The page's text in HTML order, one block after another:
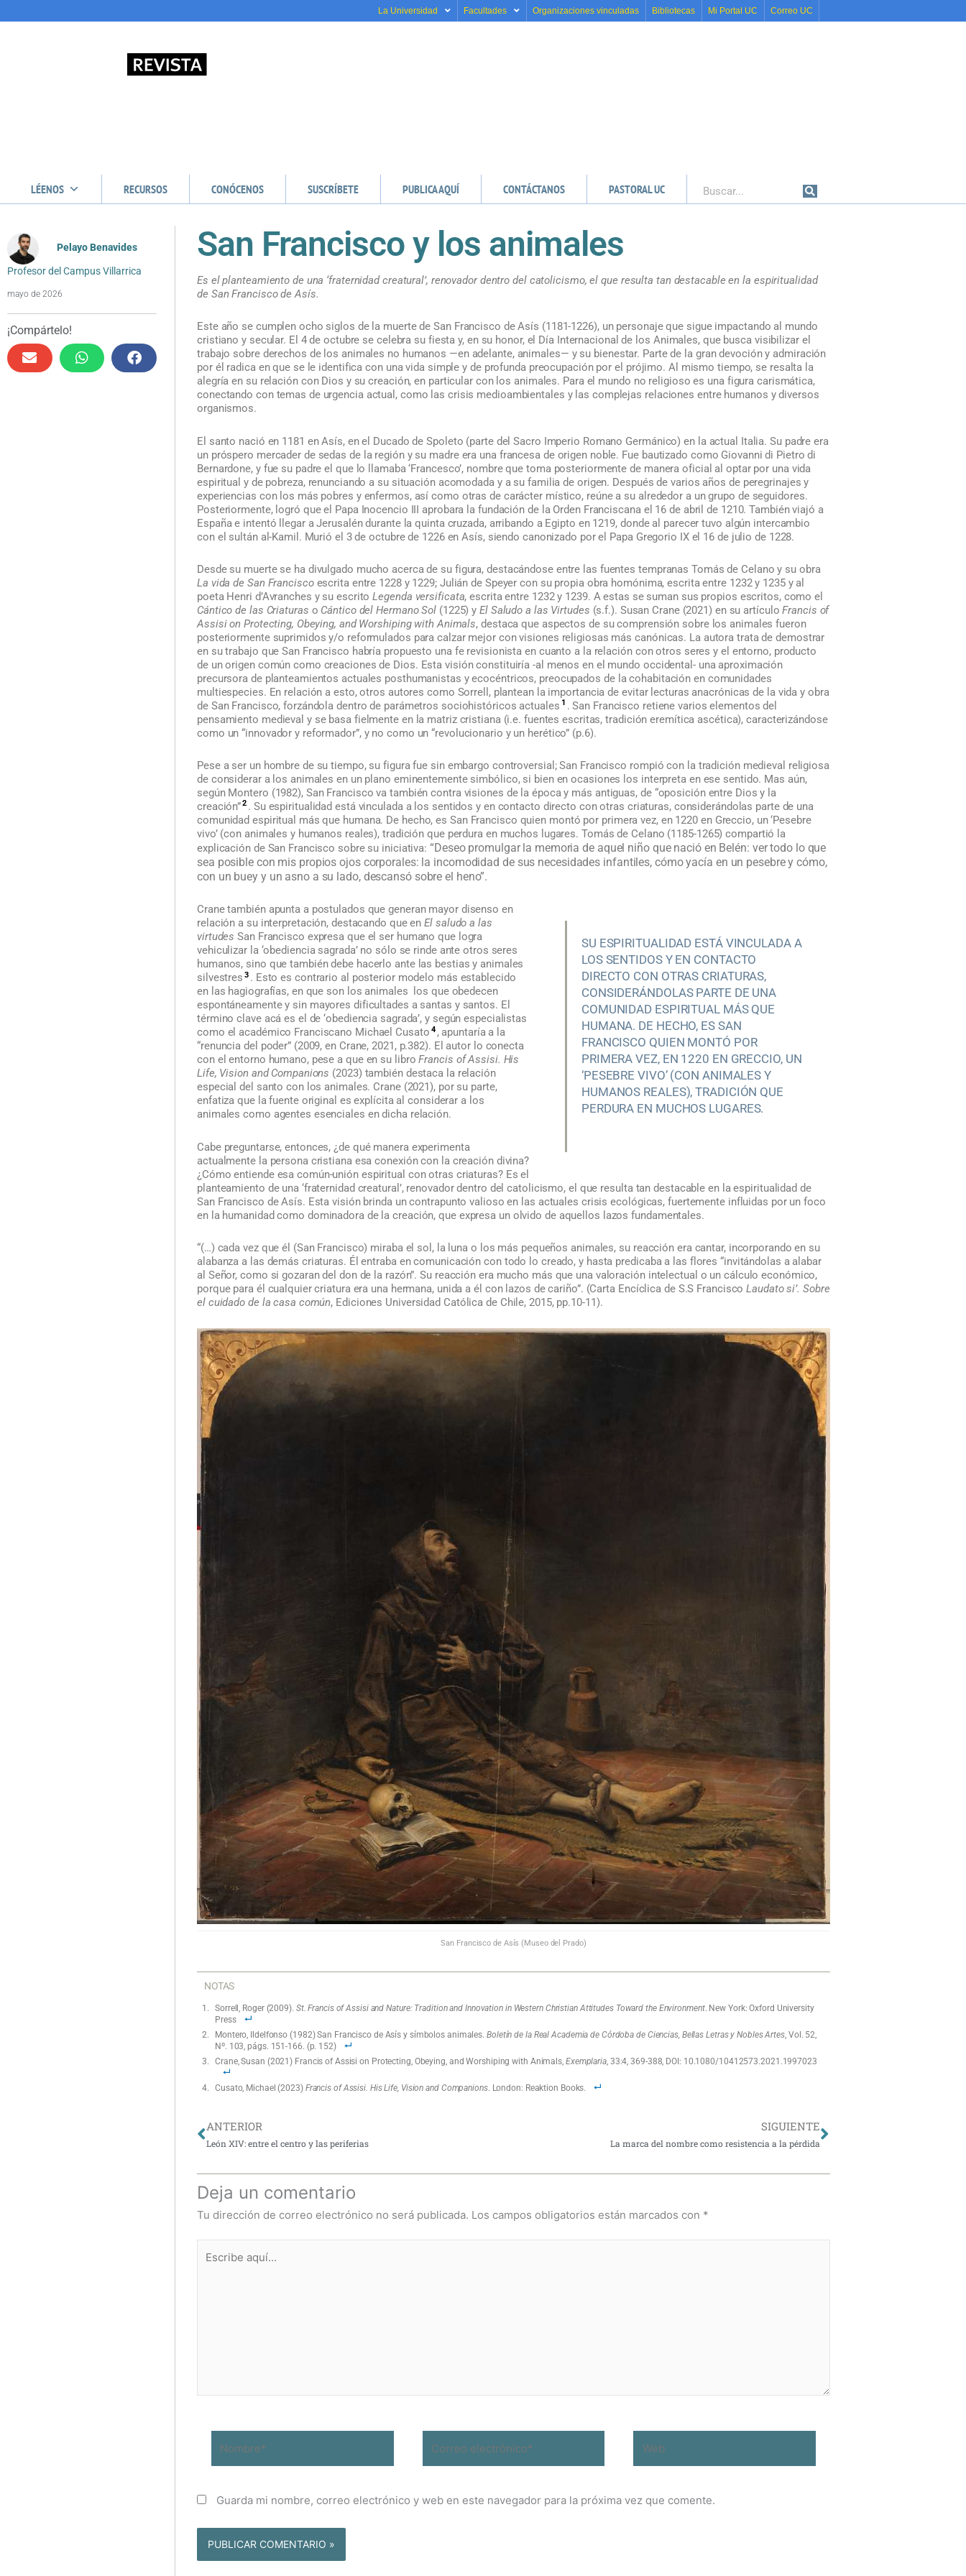
La Universidad Facultades Organizaciones vinculadas Bibliotecas Mi Portal UC Correo UC
LÉENOS RECURSOS CONÓCENOS SUSCRÍBETE PUBLICA AQUÍ CONTÁCTANOS PASTORAL UC Buscar
Pelayo Benavides
Profesor del Campus Villarrica
mayo de 2026
¡Compártelo!
San Francisco y los animales
Es el planteamiento de una ‘fraternidad creatural’, renovador dentro del catolicismo, el que resulta tan destacable en la espiritualidad
de San Francisco de Asís.
Este año se cumplen ocho siglos de la muerte de San Francisco de Asís (1181-1226), un personaje que sigue impactando al mundo
cristiano y secular. El 4 de octubre se celebra su fiesta y, en su honor, el Día Internacional de los Animales, que busca visibilizar el
trabajo sobre derechos de los animales no humanos —en adelante, animales— y su bienestar. Parte de la gran devoción y admiración
por él radica en que se le identifica con una vida simple y de profunda preocupación por el prójimo. Al mismo tiempo, se resalta la
alegría en su relación con Dios y su creación, en particular con los animales. Para el mundo no religioso es una figura carismática,
conectando con temas de urgencia actual, como las crisis medioambientales y las complejas relaciones entre humanos y diversos
organismos.
El santo nació en 1181 en Asís, en el Ducado de Spoleto (parte del Sacro Imperio Romano Germánico) en la actual Italia. Su padre era
un próspero mercader de sedas de la región y su madre era una francesa de origen noble. Fue bautizado como Giovanni di Pietro di
Bernardone, y fue su padre el que lo llamaba ‘Francesco’, nombre que toma posteriormente de manera oficial al optar por una vida
espiritual y de pobreza, renunciando a su situación acomodada y a su familia de origen. Después de varios años de peregrinajes y
experiencias con los más pobres y enfermos, así como otras de carácter místico, reúne a su alrededor a un grupo de seguidores.
Posteriormente, logró que el Papa Inocencio III aprobara la fundación de la Orden Franciscana el 16 de abril de 1210. También viajó a
España e intentó llegar a Jerusalén durante la quinta cruzada, arribando a Egipto en 1219, donde al parecer tuvo algún intercambio
con el sultán al-Kamil. Murió el 3 de octubre de 1226 en Asís, siendo canonizado por el Papa Gregorio IX el 16 de julio de 1228.
Desde su muerte se ha divulgado mucho acerca de su figura, destacándose entre las fuentes tempranas Tomás de Celano y su obra
La vida de San Franciscoescrita entre 1228 y 1229; Julián de Speyer con su propia obra homónima, escrita entre 1232 y 1235 y al
poeta Henri d’Avranches y su escritoLegenda versificata, escrita entre 1232 y 1239. A estas se suman sus propios escritos, como el
Cántico de las Criaturas o Cántico del Hermano Sol (1225) yEl Saludo a las Virtudes (s.f.). Susan Crane (2021) en su artículoFrancis of
Assisi on Protecting, Obeying, and Worshiping with Animals, destaca que aspectos de su comprensión sobre los animales fueron
posteriormente suprimidos y/o reformulados para calzar mejor con visiones religiosas más canónicas. La autora trata de demostrar
en su trabajo que San Francisco habría propuesto una fe revisionista en cuanto a la relación con otros seres y el entorno, producto
de un origen común como creaciones de Dios. Esta visión constituiría -al menos en el mundo occidental- una aproximación
precursora de planteamientos actuales posthumanistas y ecocéntricos, preocupados de la cohabitación en comunidades
multiespecies. En relación a esto, otros autores como Sorrell, plantean la importancia de evitar lecturas anacrónicas de la vida y obra
de San Francisco, forzándola dentro de parámetros sociohistóricos actuales 1 . San Francisco retiene varios elementos del
pensamiento medieval y se basa fielmente en la matriz cristiana (i.e. fuentes escritas, tradición eremítica ascética), caracterizándose
como un “innovador y reformador”, y no como un “revolucionario y un herético” (p.6).
Pese a ser un hombre de su tiempo, su figura fue sin embargo controversial; San Francisco rompió con la tradición medieval religiosa
de considerar a los animales en un plano eminentemente simbólico, si bien en ocasiones los interpreta en ese sentido. Mas aún,
según Montero (1982), San Francisco va también contra visiones de la época y más antiguas, de “oposición entre Dios y la
creación”2 . Su espiritualidad está vinculada a los sentidos y en contacto directo con otras criaturas, considerándolas parte de una
comunidad espiritual más que humana. De hecho, es San Francisco quien montó por primera vez, en 1220 en Greccio, un ‘Pesebre
vivo’ (con animales y humanos reales), tradición que perdura en muchos lugares. Tomás de Celano (1185-1265) compartió la
explicación de San Francisco sobre su iniciativa: “Deseo promulgar la memoria de aquel niño que nació en Belén: ver todo lo que
sea posible con mis propios ojos corporales: la incomodidad de sus necesidades infantiles, cómo yacía en un pesebre y cómo,
con un buey y un asno a su lado, descansó sobre el heno”.
SU ESPIRITUALIDAD ESTÁ VINCULADA A
LOS SENTIDOS Y EN CONTACTO
DIRECTO CON OTRAS CRIATURAS,
CONSIDERÁNDOLAS PARTE DE UNA
COMUNIDAD ESPIRITUAL MÁS QUE
HUMANA. DE HECHO, ES SAN
FRANCISCO QUIEN MONTÓ POR
PRIMERA VEZ, EN 1220 EN GRECCIO, UN
‘PESEBRE VIVO’ (CON ANIMALES Y
HUMANOS REALES), TRADICIÓN QUE
PERDURA EN MUCHOS LUGARES.
Crane también apunta a postulados que generan mayor disenso en
relación a su interpretación, destacando que enEl saludo a las
virtudes San Francisco expresa que el ser humano que logra
vehiculizar la ‘obediencia sagrada’ no sólo se rinde ante otros seres
humanos, sino que también debe hacerlo ante las bestias y animales
silvestres 3 . Esto es contrario al posterior modelo más establecido
en las hagiografías, en que son los animales los que obedecen
espontáneamente y sin mayores dificultades a santas y santos. El
término clave acá es el de ‘obediencia sagrada’, y según especialistas
como el académico Franciscano Michael Cusato 4 , apuntaría a la
“renuncia del poder” (2009, en Crane, 2021, p.382). El autor lo conecta
con el entorno humano, pese a que en su libroFrancis of Assisi. His
Life, Vision and Companions (2023) también destaca la relación
especial del santo con los animales. Crane (2021), por su parte,
enfatiza que la fuente original es explícita al considerar a los
animales como agentes esenciales en dicha relación.
Cabe preguntarse, entonces, ¿de qué manera experimenta
actualmente la persona cristiana esa conexión con la creación divina?
¿Cómo entiende esa común-unión espiritual con otras criaturas? Es el
planteamiento de una ‘fraternidad creatural’, renovador dentro del catolicismo, el que resulta tan destacable en la espiritualidad de
San Francisco de Asís. Esta visión brinda un contrapunto valioso en las actuales crisis ecológicas, fuertemente influidas por un foco
en la humanidad como dominadora de la creación, que expresa un olvido de aquellos lazos fundamentales.
“(…) cada vez que él (San Francisco) miraba el sol, la luna o los más pequeños animales, su reacción era cantar, incorporando en su
alabanza a las demás criaturas. Él entraba en comunicación con todo lo creado, y hasta predicaba a las flores “invitándolas a alabar
al Señor, como si gozaran del don de la razón”. Su reacción era mucho más que una valoración intelectual o un cálculo económico,
porque para él cualquier criatura era una hermana, unida a él con lazos de cariño”. (Carta Encíclica de S.S FranciscoLaudato si’. Sobre
el cuidado de la casa común, Ediciones Universidad Católica de Chile, 2015, pp.10-11).
San Francisco de Asís (Museo del Prado)
NOTAS
Sorrell, Roger (2009). St. Francis of Assisi and Nature: Tradition and Innovation in Western Christian Attitudes Toward the Environment. New York: Oxford University
Press
Montero, Ildelfonso (1982) San Francisco de Asís y símbolos animales. Boletín de la Real Academia de Córdoba de Ciencias, Bellas Letras y Nobles Artes, Vol. 52,
Nº. 103, págs. 151-166. (p. 152)
Crane, Susan (2021) Francis of Assisi on Protecting, Obeying, and Worshiping with Animals, Exemplaria, 33:4, 369-388, DOI: 10.1080/10412573.2021.1997023
Cusato, Michael (2023) Francis of Assisi. His Life, Vision and Companions. London: Reaktion Books.
Ant
ANTERIOR
León XIV: entre el centro y las periferias
SIGUIENTE
La marca del nombre como resistencia a la pérdida
Siguiente
Deja un comentario
Tu dirección de correo electrónico no será publicada. Los campos obligatorios están marcados con *
aquí...
electrónico*
Guarda mi nombre, correo electrónico y web en este navegador para la próxima vez que comente.